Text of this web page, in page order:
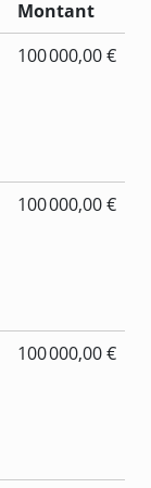
Montant
100 000,00 €
100 000,00 €
100 000,00 €